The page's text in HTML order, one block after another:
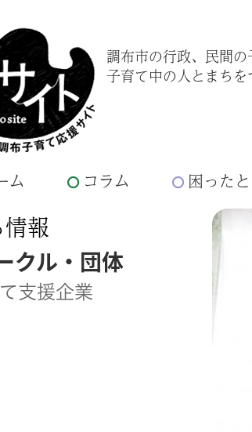
調布市の行政、民間の
子育て中の人とまち
ム コラム 困った
報
クル・団体
支援企業